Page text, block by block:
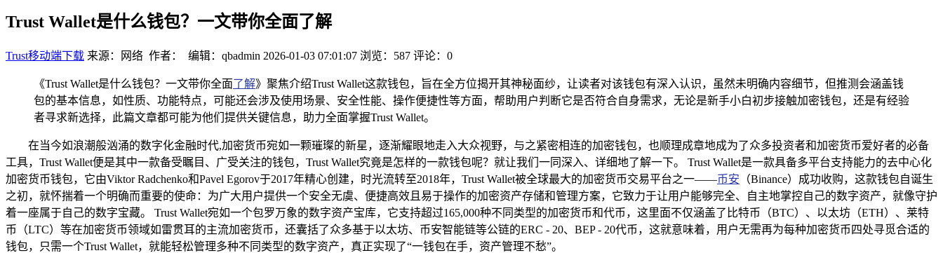
Trust Wallet是什么钱包？一文带你全面了解
Trust移动端下载 来源：网络 作者： 编辑：qbadmin 2026-01-03 07:01:07 浏览：587 评论：0
《Trust Wallet是什么钱包？一文带你全面了解》聚焦介绍Trust Wallet这款钱包，旨在全方位揭开其神秘面纱，让读者对该钱包有深入认识，虽然未明确内容细节，但推测会涵盖钱
包的基本信息，如性质、功能特点，可能还会涉及使用场景、安全性能、操作便捷性等方面，帮助用户判断它是否符合自身需求，无论是新手小白初步接触加密钱包，还是有经验
者寻求新选择，此篇文章都可能为他们提供关键信息，助力全面掌握Trust Wallet。
在当今如浪潮般汹涌的数字化金融时代,加密货币宛如一颗璀璨的新星，逐渐耀眼地走入大众视野，与之紧密相连的加密钱包，也顺理成章地成为了众多投资者和加密货币爱好者的必备
工具，Trust Wallet便是其中一款备受瞩目、广受关注的钱包，Trust Wallet究竟是怎样的一款钱包呢？就让我们一同深入、详细地了解一下。 Trust Wallet是一款具备多平台支持能力的去中心化
加密货币钱包，它由Viktor Radchenko和Pavel Egorov于2017年精心创建，时光流转至2018年，Trust Wallet被全球最大的加密货币交易平台之一——币安 （Binance）成功收购，这款钱包自诞生
之初，就怀揣着一个明确而重要的使命：为广大用户提供一个安全无虞、便捷高效且易于操作的加密资产存储和管理方案，它致力于让用户能够完全、自主地掌控自己的数字资产，就像守护
着一座属于自己的数字宝藏。 Trust Wallet宛如一个包罗万象的数字资产宝库，它支持超过165,000种不同类型的加密货币和代币，这里面不仅涵盖了比特币（BTC）、以太坊（ETH）、莱特
币（LTC）等在加密货币领域如雷贯耳的主流加密货币，还囊括了众多基于以太坊、币安智能链等公链的ERC - 20、BEP - 20代币，这就意味着，用户无需再为每种加密货币四处寻觅合适的
钱包，只需一个Trust Wallet，就能轻松管理多种不同类型的数字资产，真正实现了“一钱包在手，资产管理不愁”。